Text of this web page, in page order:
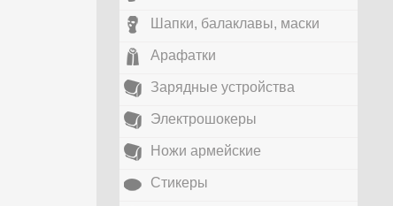
Шапки, балаклавы, маски
Арафатки
Зарядные устройства
Электрошокеры
Ножи армейские
Стикеры